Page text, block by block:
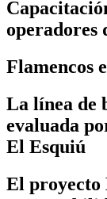
operadores
Flamencos
La línea de
evaluada
El Esquiú
El proyecto